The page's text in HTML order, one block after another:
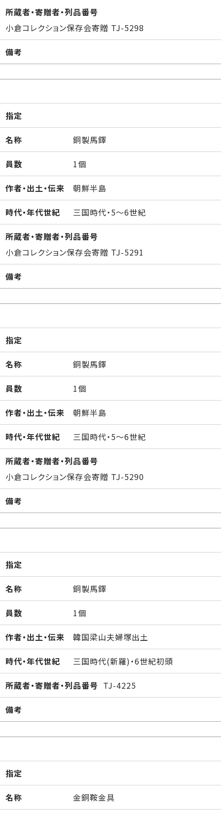
所蔵者・寄贈者・列品番号
小倉コレクション保存会寄贈 TJ-5298
備考
指定
名称 銅製馬鐸
員数 1個
作者・出土・伝来 朝鮮半島
時代・年代世紀 三国時代・5～6世紀
所蔵者・寄贈者・列品番号
小倉コレクション保存会寄贈 TJ-5291
備考
指定
名称 銅製馬鐸
員数 1個
作者・出土・伝来 朝鮮半島
時代・年代世紀 三国時代・5～6世紀
所蔵者・寄贈者・列品番号
小倉コレクション保存会寄贈 TJ-5290
備考
指定
名称 銅製馬鐸
員数 1個
作者・出土・伝来 韓国梁山夫婦塚出土
時代・年代世紀 三国時代(新羅)・6世紀初頭
所蔵者・寄贈者・列品番号 TJ-4225
備考
指定
名称 金銅鞍金具